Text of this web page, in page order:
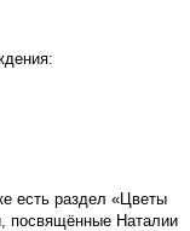
есть раздел «Цветы
посвящённые Наталии